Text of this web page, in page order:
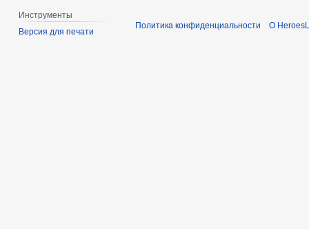
Инструменты
Версия для печати
Политика конфиденциальности О